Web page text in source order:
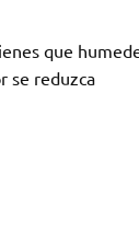
que
se reduzca